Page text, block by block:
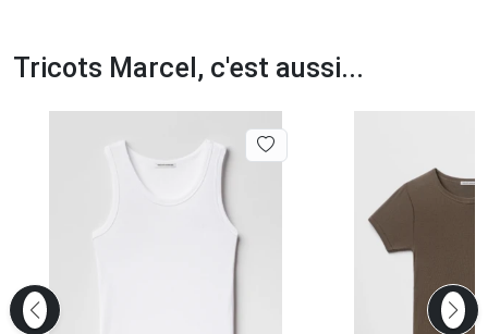
Tricots Marcel, c'est aussi...